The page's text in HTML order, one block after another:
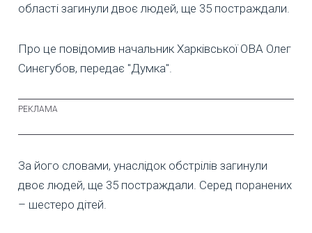
області загинули двоє людей, ще 35 постраждали.
Про це повідомив начальник Харківської ОВА Олег
Синєгубов, передає "Думка".
За його словами, унаслідок обстрілів загинули
двоє людей, ще 35 постраждали. Серед поранених
– шестеро дітей.